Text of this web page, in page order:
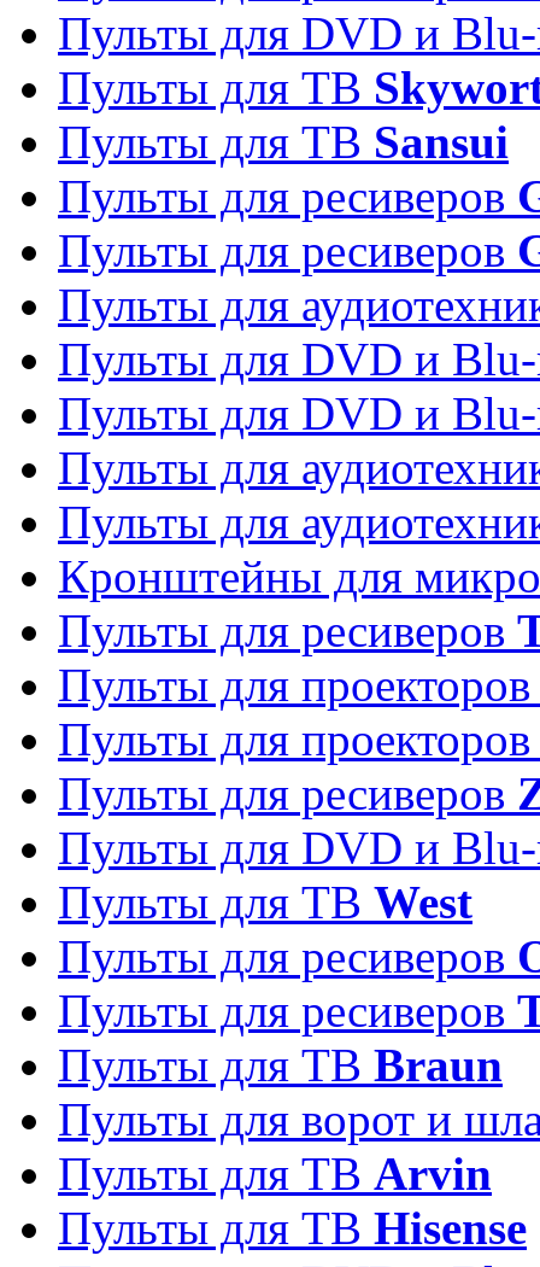
Пульты для DVD и
Пульты для ТВ
Пульты для ТВ Sansui
Пульты для ресиверов
Пульты для ресиверов
Пульты для
Пульты для DVD и
Пульты для DVD и
Пульты для
Пульты для
Кронштейны для
Пульты для ресиверов
Пульты для
Пульты для
Пульты для ресиверов
Пульты для DVD и
Пульты для ТВ West
Пульты для ресиверов
Пульты для ресиверов
Пульты для ТВ Braun
Пульты для ворот и
Пульты для ТВ Arvin
Пульты для ТВ Hisense